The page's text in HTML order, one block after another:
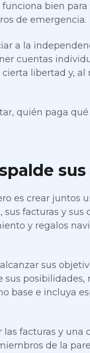
bien para
de emergencia.
a la
cuentas
libertad y,
quién paga
es crear juntos
facturas y sus
y regalos
sus
posibilidades,
base e incluya
facturas y una
de la